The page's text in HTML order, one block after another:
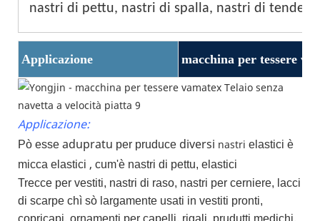
nastri di pettu, nastri di spalla, nastri di tende,
Applicazione macchina per tessere
Applicazione:
Pò esse adupratu per pruduce diversi nastri elastici è
micca elastici , cum'è nastri di pettu, elastici
Trecce per vestiti, nastri di raso, nastri per cerniere, lacci
di scarpe chì sò largamente usati in vestiti pronti,
copricapi, ornamenti per capelli, rigali, prudutti medichi,